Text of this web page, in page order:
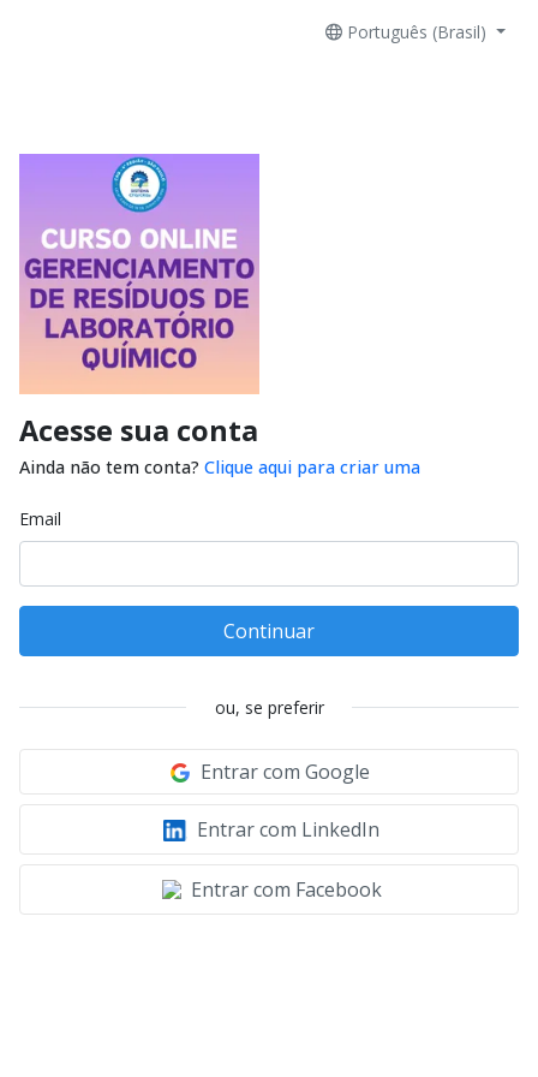
Português (Brasil)
Acesse sua conta
Ainda não tem conta? Clique aqui para criar uma
Email
Continuar
ou, se preferir
Entrar com Google
Entrar com LinkedIn
Entrar com Facebook